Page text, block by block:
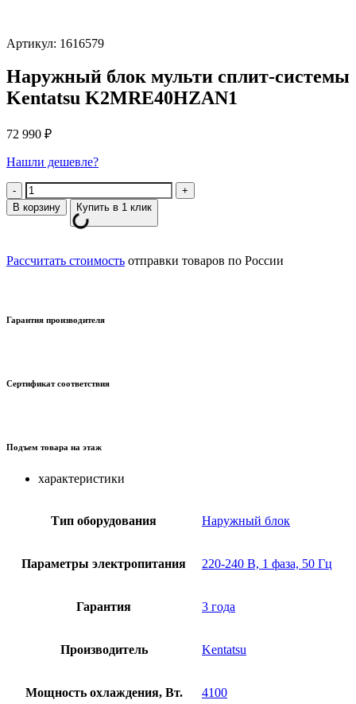
Артикул: 1616579
Наружный блок мульти сплит-системы
Kentatsu K2MRE40HZAN1
72 990 ₽
Нашли дешевле?
Количество
В корзину Купить в 1 клик
Рассчитать стоимость отправки товаров по России
Гарантия производителя
Сертификат соответствия
Подъем товара на этаж
характеристики
Тип оборудования Наружный блок
Параметры электропитания 220-240 В, 1 фаза, 50 Гц
Гарантия 3 года
Производитель Kentatsu
Мощность охлаждения, Вт. 4100